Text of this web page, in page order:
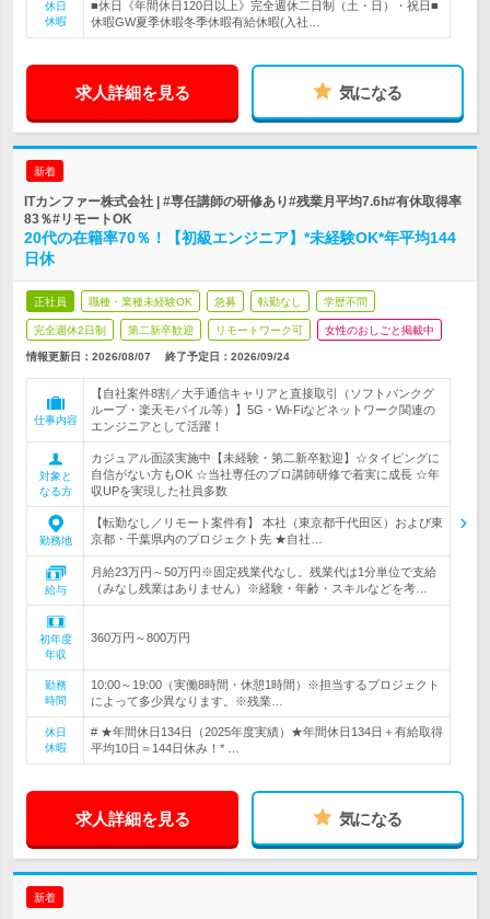
休日
休暇
■休日《年間休日120日以上》完全週休二日制（土・日）・祝日■
休暇GW夏季休暇冬季休暇有給休暇(入社…
求人詳細を見る 気になる
新着
ITカンファー株式会社 | #専任講師の研修あり#残業月平均7.6h#有休取得率
83％#リモートOK
20代の在籍率70％！【初級エンジニア】*未経験OK*年平均144
日休
正社員 職種・業種未経験OK 急募 転勤なし 学歴不問
完全週休2日制 第二新卒歓迎 リモートワーク可 女性のおしごと掲載中
情報更新日：2026/08/07 終了予定日： 2026/09/24
仕事内容
【自社案件8割／大手通信キャリアと直接取引（ソフトバンクグ
ループ・楽天モバイル等）】5G・Wi-Fiなどネットワーク関連の
エンジニアとして活躍！
対象と
なる方
カジュアル面談実施中【未経験・第二新卒歓迎】☆タイピングに
自信がない方もOK ☆当社専任のプロ講師研修で着実に成長 ☆年
収UPを実現した社員多数
勤務地
【転勤なし／リモート案件有】 本社（東京都千代田区）および東
京都・千葉県内のプロジェクト先 ★自社…
給与
月給23万円～50万円※固定残業代なし。残業代は1分単位で支給
（みなし残業はありません）※経験・年齢・スキルなどを考…
初年度
年収
360万円～800万円
勤務
時間
10:00～19:00（実働8時間・休憩1時間）※担当するプロジェクト
によって多少異なります。※残業…
休日
休暇
# ★年間休日134日（2025年度実績）★年間休日134日＋有給取得
平均10日＝144日休み！* …
求人詳細を見る 気になる
新着